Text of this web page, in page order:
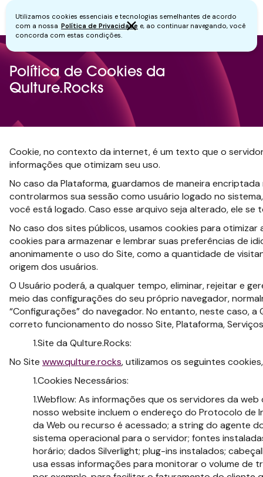
Utilizamos cookies essenciais e tecnologias semelhantes de acordo
com a nossa Política de Privacidade e, ao continuar navegando, você
concorda com estas condições.
Política de Cookies da
Qulture.Rocks
Cookie, no contexto da internet, é um texto que o
informações que otimizam seu uso.
No caso da Plataforma, guardamos de maneira
controlarmos sua sessão como usuário logado no
você está logado. Caso esse arquivo seja alterado, ele se
No caso dos sites públicos, usamos cookies para otimizar
cookies para armazenar e lembrar suas preferências de
anonimamente o uso do Site, como a quantidade de
origem dos usuários.
O Usuário poderá, a qualquer tempo, eliminar, rejeitar e
meio das configurações do seu próprio navegador,
“Configurações” do navegador. No entanto, neste caso,
correto funcionamento do nosso Site, Plataforma,
Site da Qulture.Rocks:
No Site www.qulture.rocks, utilizamos os seguintes
Cookies Necessários:
Webflow: As informações que os servidores da
nosso website incluem o endereço do Protocolo de
da Web ou recurso é acessado; a string do agente
sistema operacional para o servidor; fontes
horário; dados Silverlight; plug-ins instalados;
usa essas informações para monitorar o volume de